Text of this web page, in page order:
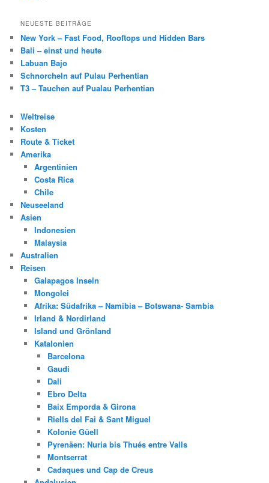
NEUESTE BEITRÄGE
New York – Fast Food, Rooftops und Hidden Bars
Bali – einst und heute
Labuan Bajo
Schnorcheln auf Pulau Perhentian
T3 – Tauchen auf Pualau Perhentian
Weltreise
Kosten
Route & Ticket
Amerika
Argentinien
Costa Rica
Chile
Neuseeland
Asien
Indonesien
Malaysia
Australien
Reisen
Galapagos Inseln
Mongolei
Afrika: Südafrika – Namibia – Botswana- Sambia
Irland & Nordirland
Island und Grönland
Katalonien
Barcelona
Gaudi
Dali
Ebro Delta
Baix Emporda & Girona
Riells del Fai & Sant Miguel
Kolonie Güell
Pyrenäen: Nuria bis Thués entre Valls
Montserrat
Cadaques und Cap de Creus